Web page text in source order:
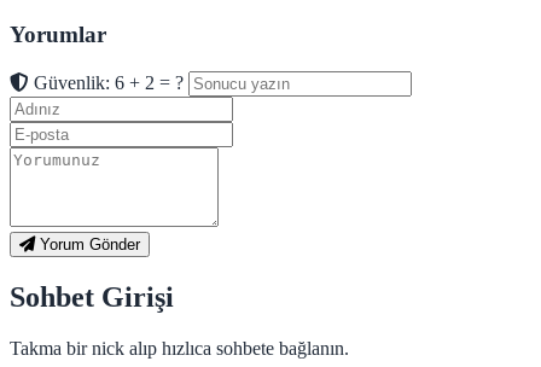
Yorumlar
Güvenlik: 6 + 2 = ?
Yorum Gönder
Sohbet Girişi
Takma bir nick alıp hızlıca sohbete bağlanın.